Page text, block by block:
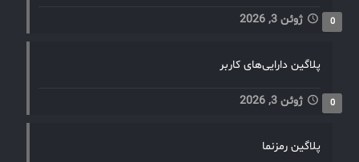
ژوئن 3, 2026 0
پلاگین دارایی‌های کاربر
ژوئن 3, 2026 0
پلاگین رمزنما